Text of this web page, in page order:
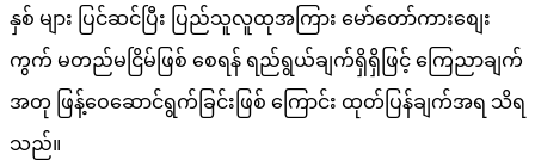
နှစ် များ ပြင်ဆင်ပြီး ပြည်သူလူထုအကြား မော်တော်ကားစျေး
ကွက် မတည်မငြိမ်ဖြစ် စေရန် ရည်ရွယ်ချက်ရှိရှိဖြင့် ကြေညာချက်
အတု ဖြန့်ဝေဆောင်ရွက်ခြင်းဖြစ် ကြောင်း ထုတ်ပြန်ချက်အရ သိရ
သည်။